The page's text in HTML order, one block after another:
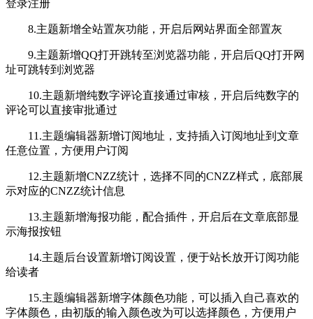
登录注册
8.主题新增全站置灰功能，开启后网站界面全部置灰
9.主题新增QQ打开跳转至浏览器功能，开启后QQ打开网
址可跳转到浏览器
10.主题新增纯数字评论直接通过审核，开启后纯数字的
评论可以直接审批通过
11.主题编辑器新增订阅地址，支持插入订阅地址到文章
任意位置，方便用户订阅
12.主题新增CNZZ统计，选择不同的CNZZ样式，底部展
示对应的CNZZ统计信息
13.主题新增海报功能，配合插件，开启后在文章底部显
示海报按钮
14.主题后台设置新增订阅设置，便于站长放开订阅功能
给读者
15.主题编辑器新增字体颜色功能，可以插入自己喜欢的
字体颜色，由初版的输入颜色改为可以选择颜色，方便用户